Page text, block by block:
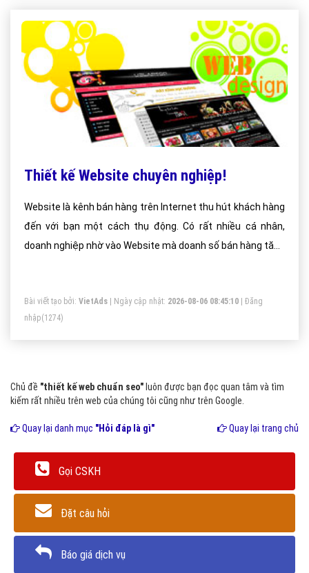
Thiết kế Website chuyên nghiệp!
Website là kênh bán hàng trên Internet thu hút khách hàng
đến với bạn một cách thụ động. Có rất nhiều cá nhân,
doanh nghiệp nhờ vào Website mà doanh số bán hàng tăng
Bài viết tạo bởi: VietAds | Ngày cập nhật: 2026-08-06 08:45:10
Đăng
nhập(1274)
Chủ đề "thiết kế web chuẩn seo" luôn được bạn đọc quan tâm và tìm
kiếm rất nhiều trên web của chúng tôi cũng như trên Google.
Quay lại danh mục "Hỏi đáp là gì" Quay lại trang chủ
Gọi CSKH
Đặt câu hỏi
Báo giá dịch vụ